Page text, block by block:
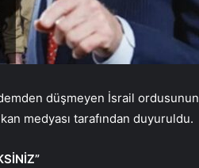
düşmeyen İsrail ordusunun
medyası tarafından duyuruldu.